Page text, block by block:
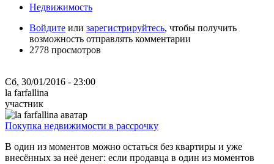
Недвижимость
Войдите или зарегистрируйтесь, чтобы получить
возможность отправлять комментарии
2778 просмотров
Сб, 30/01/2016 - 23:00
la farfallina
участник
Покупка недвижимости в рассрочку
В один из моментов можно остаться без квартиры и уже
внесённых за неё денег: если продавца в один из моментов